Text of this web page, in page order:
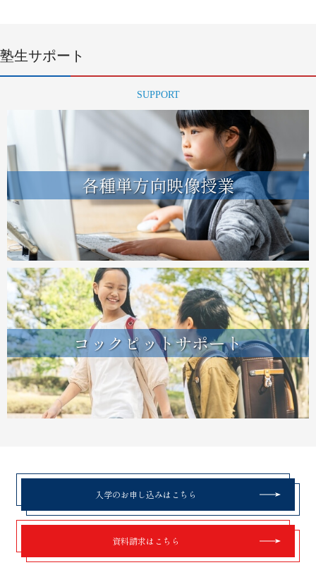
塾生サポート
SUPPORT
各種単方向映像授業
コックピットサポート
入学のお申し込みはこちら
資料請求はこちら